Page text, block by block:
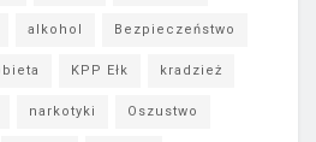
alkohol Bezpieczeństwo
KPP Ełk kradzież
narkotyki Oszustwo